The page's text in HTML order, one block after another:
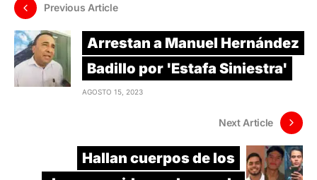
Previous Article
Arrestan a Manuel Hernández
Badillo por 'Estafa Siniestra'
AGOSTO 15, 2023
Next Article
Hallan cuerpos de los